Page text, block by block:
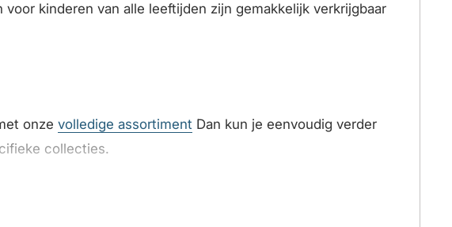
kinderen van alle leeftijden zijn gemakkelijk verkrijgbaar
onze volledige assortiment Dan kun je eenvoudig verder
collecties.